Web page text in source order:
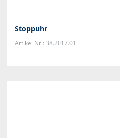
Stoppuhr
Artikel Nr.: 38.2017.01